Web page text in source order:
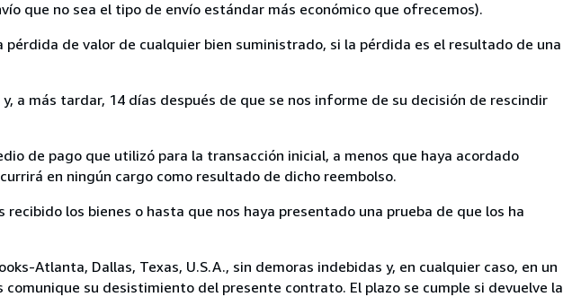
que no sea el tipo de envío estándar más económico que ofrecemos).
pérdida de valor de cualquier bien suministrado, si la pérdida es el resultado de una
a más tardar, 14 días después de que se nos informe de su decisión de rescindir
de pago que utilizó para la transacción inicial, a menos que haya acordado
en ningún cargo como resultado de dicho reembolso.
los bienes o hasta que nos haya presentado una prueba de que los ha
Atlanta, Dallas, Texas, U.S.A., sin demoras indebidas y, en cualquier caso, en un
su desistimiento del presente contrato. El plazo se cumple si devuelve la